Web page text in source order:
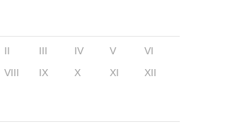
II III IV V
VI
VIII IX X XI XII